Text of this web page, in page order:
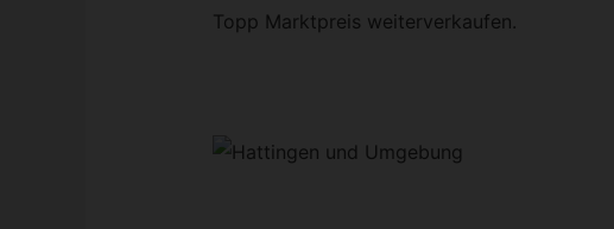
Topp Marktpreis weiterverkaufen.